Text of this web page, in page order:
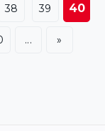
空無一人的班
的水樽偷飲，
38 39 40
... »